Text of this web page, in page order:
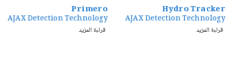
HOT
Hydro Tracker
AJAX Detection Technology
قراءة المزيد
Primero
AJAX Detection Technology
قراءة المزيد